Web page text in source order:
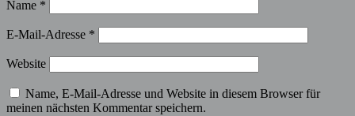
Name *
E-Mail-Adresse *
Website
Name, E-Mail-Adresse und Website in diesem Browser für
meinen nächsten Kommentar speichern.